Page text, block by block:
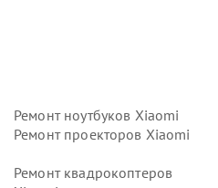
Ремонт ноутбуков Xiaomi
Ремонт проекторов Xiaomi
Ремонт квадрокоптеров